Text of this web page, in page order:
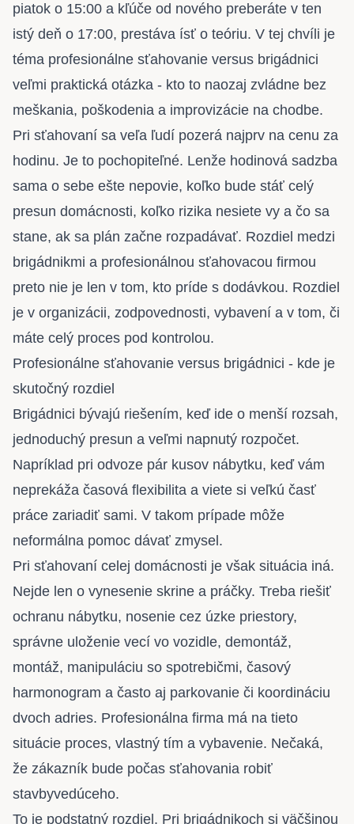
piatok o 15:00 a kľúče od nového preberáte v ten
istý deň o 17:00, prestáva ísť o teóriu. V tej chvíli je
téma profesionálne sťahovanie versus brigádnici
veľmi praktická otázka - kto to naozaj zvládne bez
meškania, poškodenia a improvizácie na chodbe.
Pri sťahovaní sa veľa ľudí pozerá najprv na cenu za
hodinu. Je to pochopiteľné. Lenže hodinová sadzba
sama o sebe ešte nepovie, koľko bude stáť celý
presun domácnosti, koľko rizika nesiete vy a čo sa
stane, ak sa plán začne rozpadávať. Rozdiel medzi
brigádnikmi a profesionálnou sťahovacou firmou
preto nie je len v tom, kto príde s dodávkou. Rozdiel
je v organizácii, zodpovednosti, vybavení a v tom, či
máte celý proces pod kontrolou.
Profesionálne sťahovanie versus brigádnici - kde je
skutočný rozdiel
Brigádnici bývajú riešením, keď ide o menší rozsah,
jednoduchý presun a veľmi napnutý rozpočet.
Napríklad pri odvoze pár kusov nábytku, keď vám
neprekáža časová flexibilita a viete si veľkú časť
práce zariadiť sami. V takom prípade môže
neformálna pomoc dávať zmysel.
Pri sťahovaní celej domácnosti je však situácia iná.
Nejde len o vynesenie skrine a práčky. Treba riešiť
ochranu nábytku, nosenie cez úzke priestory,
správne uloženie vecí vo vozidle, demontáž,
montáž, manipuláciu so spotrebičmi, časový
harmonogram a často aj parkovanie či koordináciu
dvoch adries. Profesionálna firma má na tieto
situácie proces, vlastný tím a vybavenie. Nečaká,
že zákazník bude počas sťahovania robiť
stavbyvedúceho.
To je podstatný rozdiel. Pri brigádnikoch si väčšinou